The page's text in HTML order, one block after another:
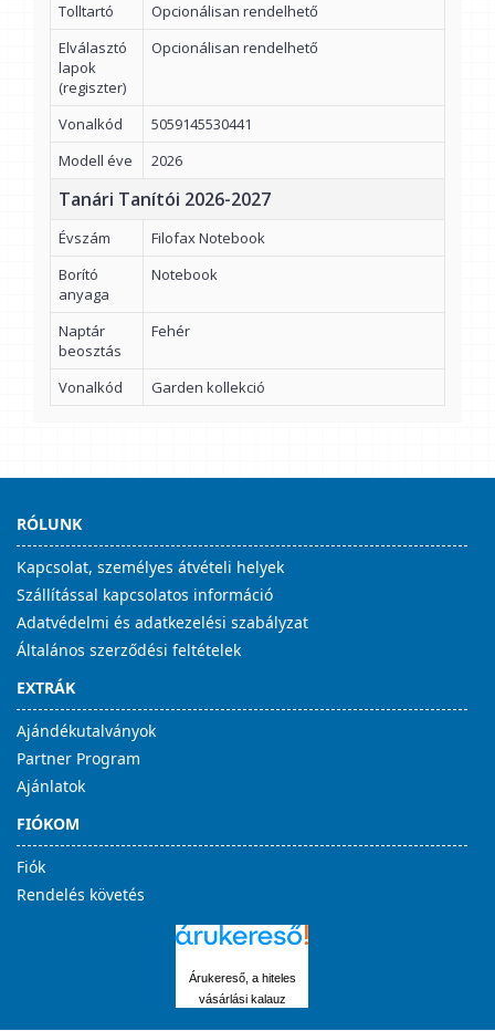
Tolltartó
Opcionálisan rendelhető
Elválasztó
lapok
(regiszter)
Opcionálisan rendelhető
Vonalkód
5059145530441
Modell éve
2026
Tanári Tanítói 2026-2027
Évszám
Filofax Notebook
Borító
anyaga
Notebook
Naptár
beosztás
Fehér
Vonalkód Garden kollekció
RÓLUNK
Kapcsolat, személyes átvételi helyek
Szállítással kapcsolatos információ
Adatvédelmi és adatkezelési szabályzat
Általános szerződési feltételek
EXTRÁK
Ajándékutalványok
Partner Program
Ajánlatok
FIÓKOM
Fiók
Rendelés követés
Árukereső, a hiteles
vásárlási kalauz